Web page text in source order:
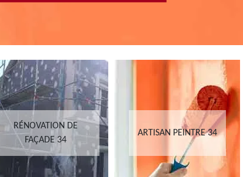
RÉNOVATION DE
FAÇADE 34
ARTISAN PEINTRE 34